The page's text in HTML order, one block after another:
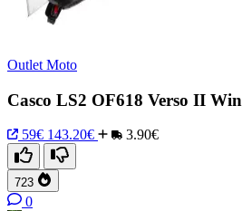
Outlet Moto
Casco LS2 OF618 Verso II
59€ 143.20€ 3.90€
723
0